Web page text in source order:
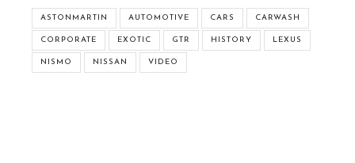
ASTONMARTIN AUTOMOTIVE CARS CARWASH
CORPORATE EXOTIC GTR HISTORY LEXUS
NISMO NISSAN VIDEO